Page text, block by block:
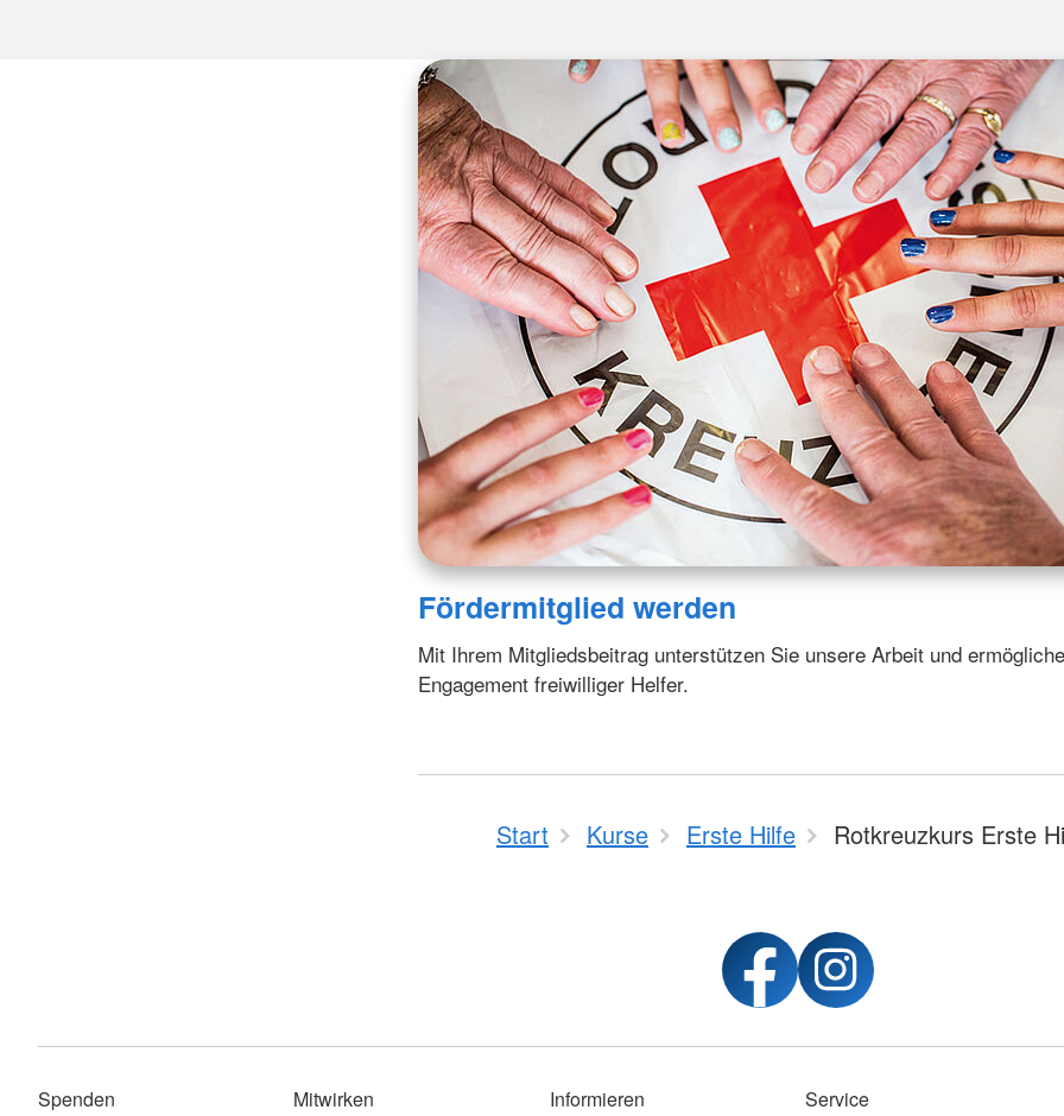
Fördermitglied werden
Mit Ihrem Mitgliedsbeitrag unterstützen Sie unsere Arbeit und
Engagement freiwilliger Helfer.
Start Kurse Erste Hilfe Rotkreuzkurs Erste
Spenden Mitwirken Informieren Service